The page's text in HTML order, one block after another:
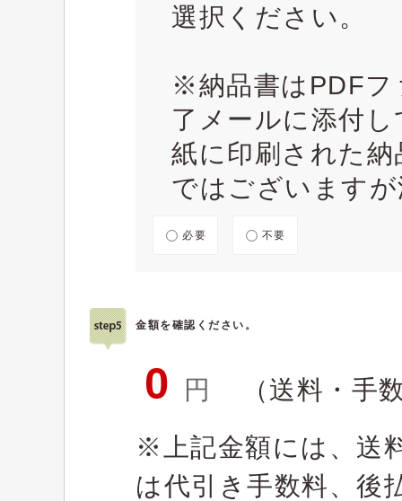
選択ください。
※納品書はPDFフ
了メールに添付
紙に印刷された
ではございます
必要 不要
金額を確認ください。
0 円
（送料・手
※上記金額には、送
は代引き手数料、後